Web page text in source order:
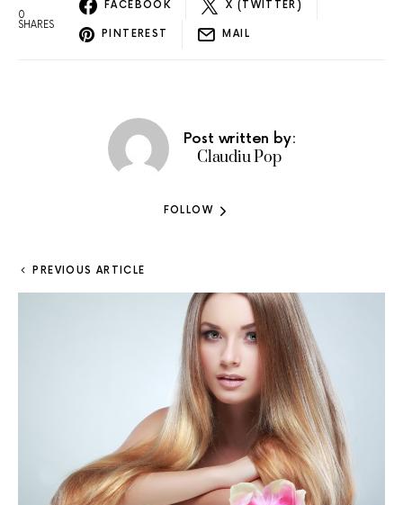
0
SHARES
FACEBOOK X (TWITTER)
PINTEREST MAIL
Post written by:
Claudiu Pop
FOLLOW
PREVIOUS ARTICLE